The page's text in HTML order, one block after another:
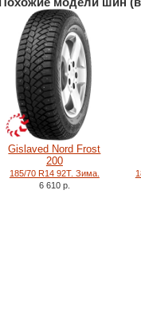
Gislaved Nord Frost
200
185/70 R14 92T. Зима.
6 610 р.